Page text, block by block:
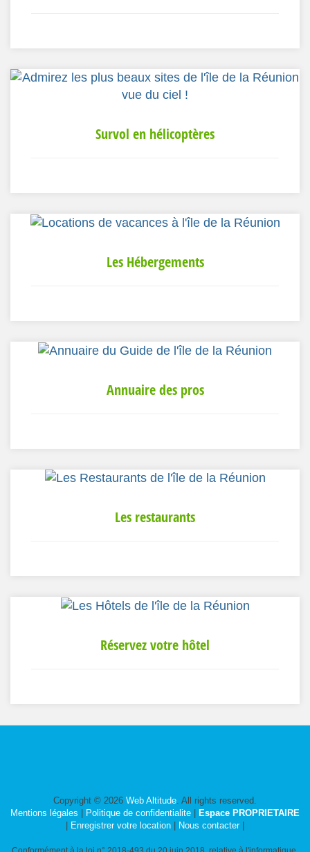
Survol en hélicoptères
Les Hébergements
Annuaire des pros
Les restaurants
Réservez votre hôtel
Copyright © 2026 Web Altitude. All rights reserved.
Mentions légales
Politique de confidentialite
Espace PROPRIETAIRE
Enregistrer votre location Nous contacter|